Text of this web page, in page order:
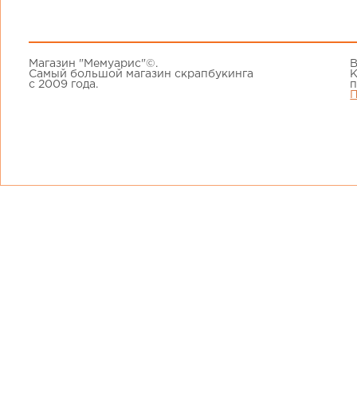
Магазин "Мемуарис"©.
Самый большой магазин скрапбукинга
с 2009 года.